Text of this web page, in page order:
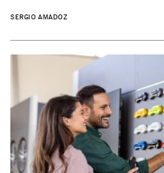
SERGIO AMADOZ